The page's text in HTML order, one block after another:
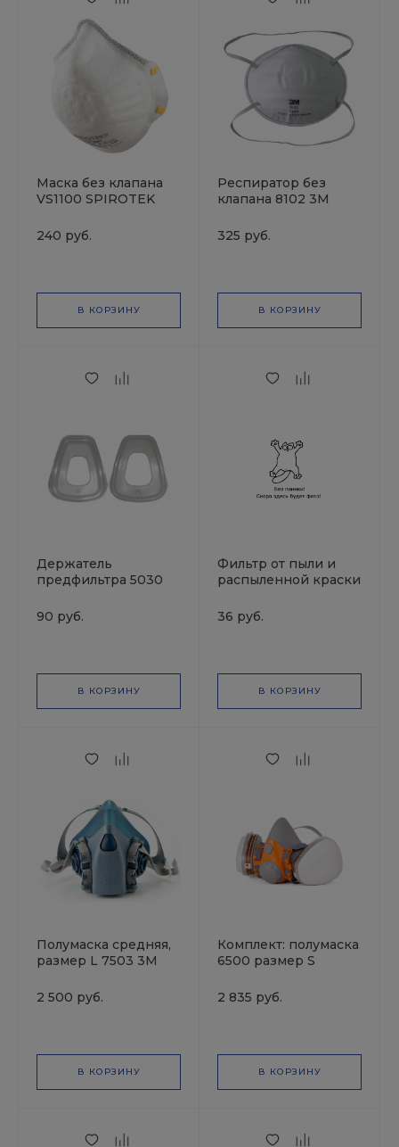
Маска без клапана
VS1100 SPIROTEK
240 руб.
В КОРЗИНУ
Респиратор без
клапана 8102 3М
325 руб.
В КОРЗИНУ
Держатель
предфильтра 5030
90 руб.
В КОРЗИНУ
Фильтр от пыли и
распыленной краски
36 руб.
В КОРЗИНУ
Полумаска средняя,
размер L 7503 3М
2 500 руб.
В КОРЗИНУ
Комплект: полумаска
6500 размер S
+предфильтры Р2(4
шт.) +держатели
2 835 руб.
В КОРЗИНУ